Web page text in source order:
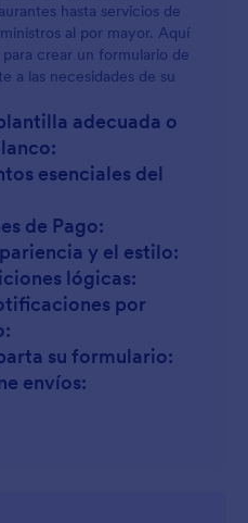
hasta servicios de
al por mayor. Aquí
crear un formulario de
a las necesidades de su
adecuada o
esenciales del
de Pago:
y el estilo:
lógicas:
por
su formulario:
envíos: